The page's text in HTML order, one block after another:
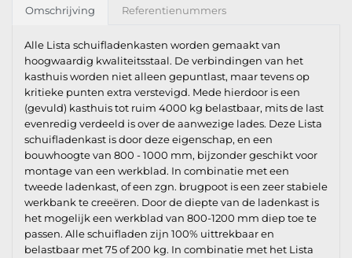
Omschrijving Referentienummers
Alle Lista schuifladenkasten worden gemaakt van
hoogwaardig kwaliteitsstaal. De verbindingen van het
kasthuis worden niet alleen gepuntlast, maar tevens op
kritieke punten extra verstevigd. Mede hierdoor is een
(gevuld) kasthuis tot ruim 4000 kg belastbaar, mits de last
evenredig verdeeld is over de aanwezige lades. Deze Lista
schuifladenkast is door deze eigenschap, en een
bouwhoogte van 800 - 1000 mm, bijzonder geschikt voor
montage van een werkblad. In combinatie met een
tweede ladenkast, of een zgn. brugpoot is een zeer stabiele
werkbank te creeëren. Door de diepte van de ladenkast is
het mogelijk een werkblad van 800-1200 mm diep toe te
passen. Alle schuifladen zijn 100% uittrekbaar en
belastbaar met 75 of 200 kg. In combinatie met het Lista